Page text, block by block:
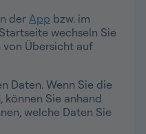
der App bzw. im
wechseln Sie
von Übersicht auf
Daten. Wenn Sie die
Sie anhand
welche Daten Sie